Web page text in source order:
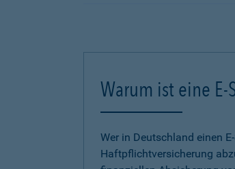
Warum ist eine E-
Wer in Deutschland einen
Haftpflichtversicherung